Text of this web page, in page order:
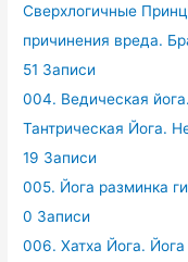
Сверхлогичные
причинения вреда.
51 Записи
004. Ведическая
Тантрическая Йога.
19 Записи
005. Йога разминка
0 Записи
006. Хатха Йога.